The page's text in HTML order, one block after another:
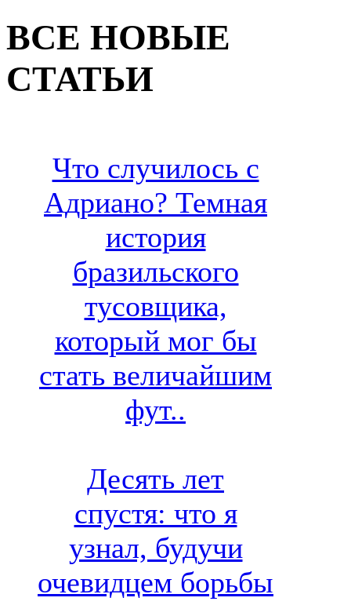
ВСЕ НОВЫЕ
СТАТЬИ
Что случилось с
Адриано? Темная
история
бразильского
тусовщика,
который мог бы
стать величайшим
фут..
Десять лет
спустя: что я
узнал, будучи
очевидцем борьбы